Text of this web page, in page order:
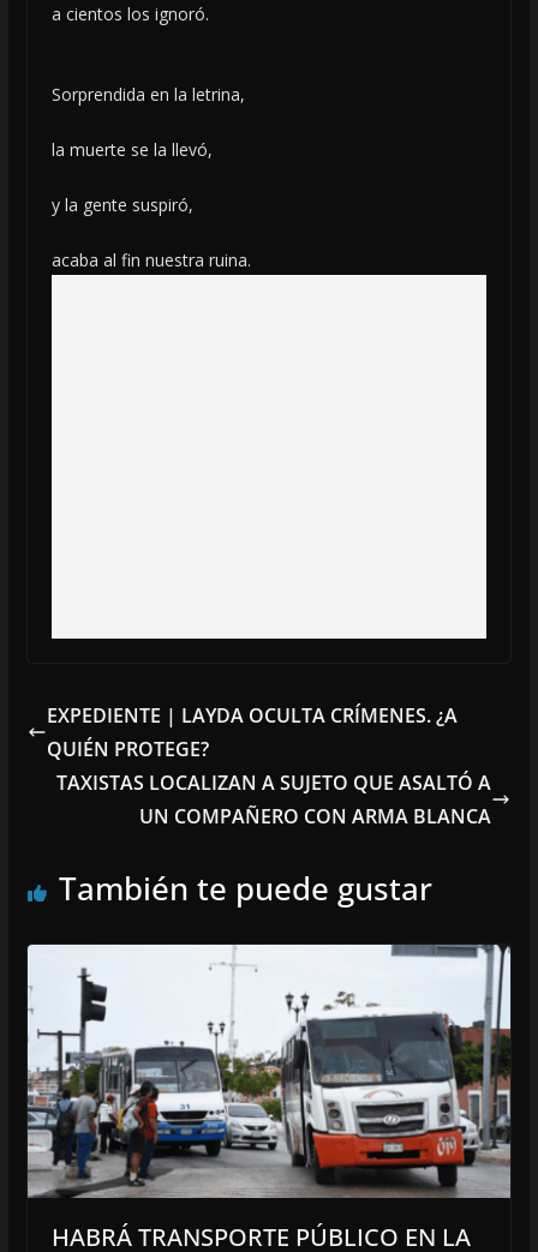
a cientos los ignoró.
Sorprendida en la letrina,
la muerte se la llevó,
y la gente suspiró,
acaba al fin nuestra ruina.
EXPEDIENTE | LAYDA OCULTA CRÍMENES. ¿A
QUIÉN PROTEGE?
TAXISTAS LOCALIZAN A SUJETO QUE ASALTÓ A
UN COMPAÑERO CON ARMA BLANCA
También te puede gustar
HABRÁ TRANSPORTE PÚBLICO EN LA